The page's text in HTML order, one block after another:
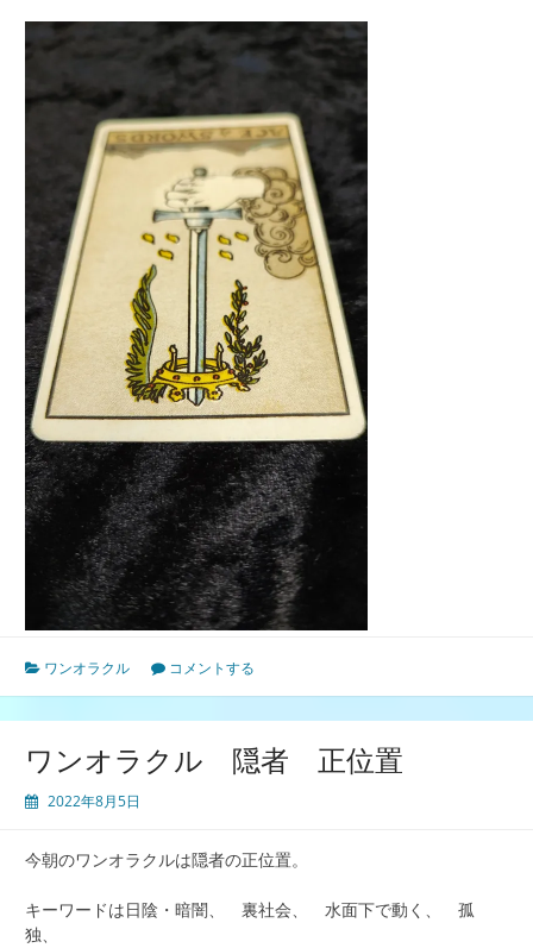
ワンオラクル コメントする
ワンオラクル 隠者 正位置
2022年8月5日
今朝のワンオラクルは隠者の正位置。
キーワードは日陰・暗闇、 裏社会、 水面下で動く、 孤
独、